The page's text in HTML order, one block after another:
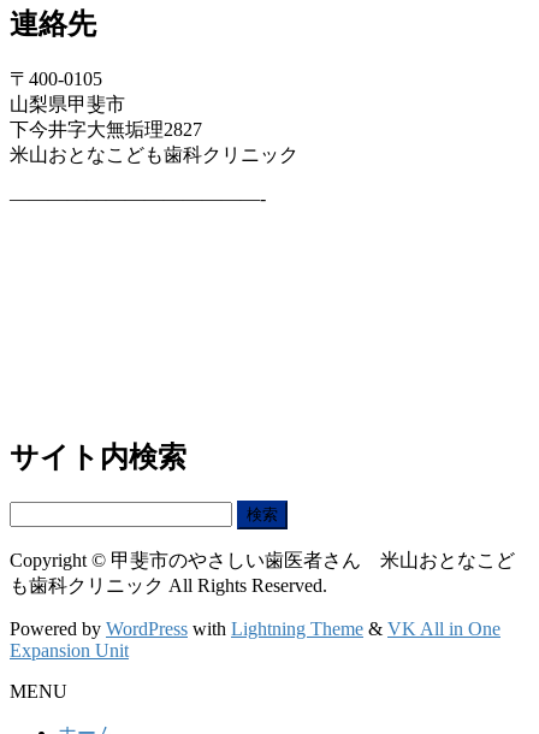
連絡先
〒400-0105
山梨県甲斐市
下今井字大無垢理2827
米山おとなこども歯科クリニック
—————————————-
サイト内検索
Copyright © 甲斐市のやさしい歯医者さん 米山おとなこど
も歯科クリニック All Rights Reserved.
Powered by WordPress with Lightning Theme & VK All in One
Expansion Unit
MENU